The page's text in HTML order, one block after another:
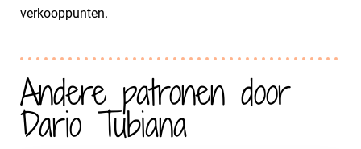
verkooppunten.
Andere patronen door
Dario Tubiana